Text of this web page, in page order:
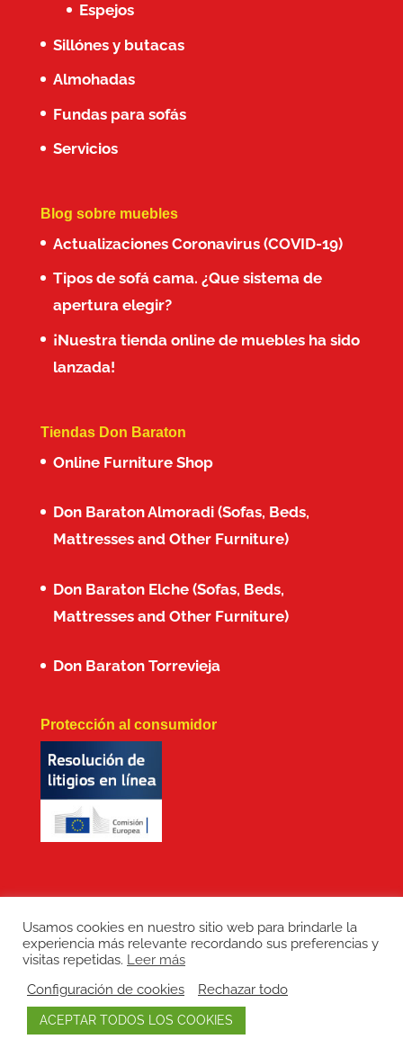
Espejos
Sillónes y butacas
Almohadas
Fundas para sofás
Servicios
Blog sobre muebles
Actualizaciones Coronavirus (COVID-19)
Tipos de sofá cama. ¿Que sistema de
apertura elegir?
¡Nuestra tienda online de muebles ha sido
lanzada!
Tiendas Don Baraton
Online Furniture Shop
Don Baraton Almoradi (Sofas, Beds,
Mattresses and Other Furniture)
Don Baraton Elche (Sofas, Beds,
Mattresses and Other Furniture)
Don Baraton Torrevieja
Protección al consumidor
Copyright: Don Baraton © 2017 · Branding,
diseño web, manutención de sitios web,
redes sociales y posicionamiento SEO:
LEPUNTO
Usamos cookies en nuestro sitio web para brindarle la
experiencia más relevante recordando sus preferencias y
visitas repetidas. Leer más
Configuración de cookies
Rechazar todo
ACEPTAR TODOS LOS COOKIES